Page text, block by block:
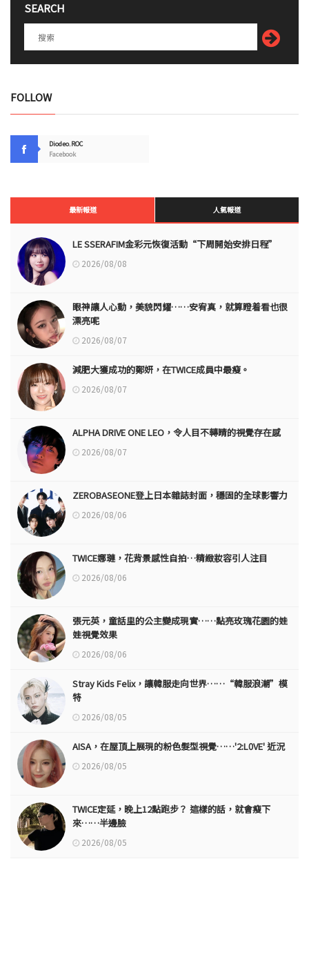
SEARCH
FOLLOW
Diodeo.ROC
Facebook
最新報道 人氣報道
LE SSERAFIM金彩元恢復活動“下周開始安排日程”
2026/08/08
眼神讓人心動，美貌閃耀……安宥真，就算瞪着看也很
漂亮呢
2026/08/07
減肥大獲成功的鄭妍，在TWICE成員中最瘦。
2026/08/07
ALPHA DRIVE ONE LEO，令人目不轉睛的視覺存在感
2026/08/07
ZEROBASEONE登上日本雜誌封面，穩固的全球影響力
2026/08/06
TWICE娜璉，花背景感性自拍…精緻妝容引人注目
2026/08/06
張元英，童話里的公主變成現實……點亮玫瑰花園的娃
娃視覺效果
2026/08/06
Stray Kids Felix，讓韓服走向世界……“韓服浪潮”模
特
2026/08/05
AISA，在屋頂上展現的粉色髮型視覺……'2:L0VE' 近況
2026/08/05
TWICE定延，晚上12點跑步？ 這樣的話，就會瘦下
來……半邊臉
2026/08/05